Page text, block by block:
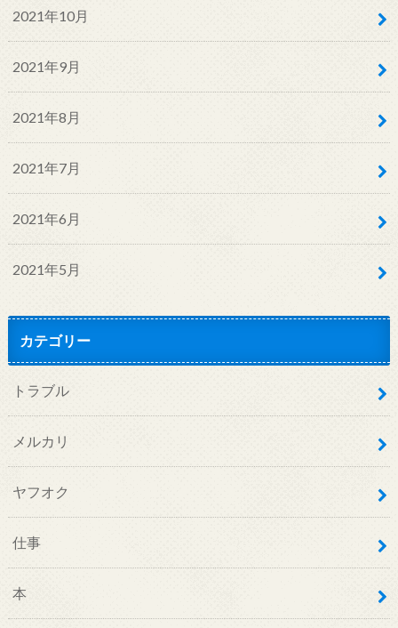
2021年10月
2021年9月
2021年8月
2021年7月
2021年6月
2021年5月
カテゴリー
トラブル
メルカリ
ヤフオク
仕事
本